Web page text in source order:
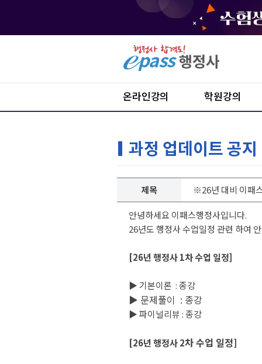
온라인강의 학원강의
과정 업데이트 공지
제목 ※26년 대비 이패
안녕하세요 이패스행정사입니다.
26년도 행정사 수업일정 관련 하여
[26년 행정사 1차 수업 일정]
▶ 기본이론 : 종강
▶ 문제풀이 : 종강
▶ 파이널리뷰 : 종강
[26년 행정사 2차 수업 일정]